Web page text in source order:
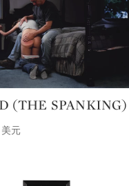
(THE SPANKING)
元